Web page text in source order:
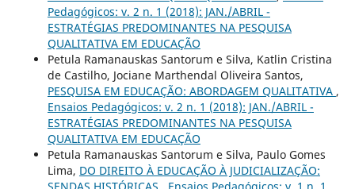
Pedagógicos: v. 2 n. 1 (2018): JAN./ABRIL -
ESTRATÉGIAS PREDOMINANTES NA PESQUISA
QUALITATIVA EM EDUCAÇÃO
Petula Ramanauskas Santorum e Silva, Katlin Cristina
de Castilho, Jociane Marthendal Oliveira Santos,
PESQUISA EM EDUCAÇÃO: ABORDAGEM QUALITATIVA ,
Ensaios Pedagógicos: v. 2 n. 1 (2018): JAN./ABRIL -
ESTRATÉGIAS PREDOMINANTES NA PESQUISA
QUALITATIVA EM EDUCAÇÃO
Petula Ramanauskas Santorum e Silva, Paulo Gomes
Lima, DO DIREITO À EDUCAÇÃO À JUDICIALIZAÇÃO: